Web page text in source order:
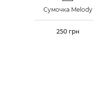
Сумочка Melody
Цена
250 грн